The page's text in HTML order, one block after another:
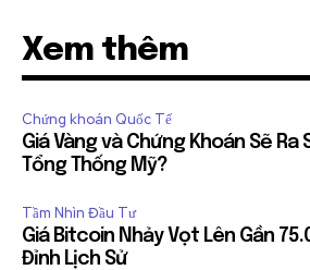
Xem thêm
Chứng khoán Quốc Tế
Giá Vàng và Chứng Khoán Sẽ Ra
Tổng Thống Mỹ?
Tầm Nhìn Đầu Tư
Giá Bitcoin Nhảy Vọt Lên Gần
Đỉnh Lịch Sử